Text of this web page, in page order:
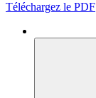
Téléchargez le PDF